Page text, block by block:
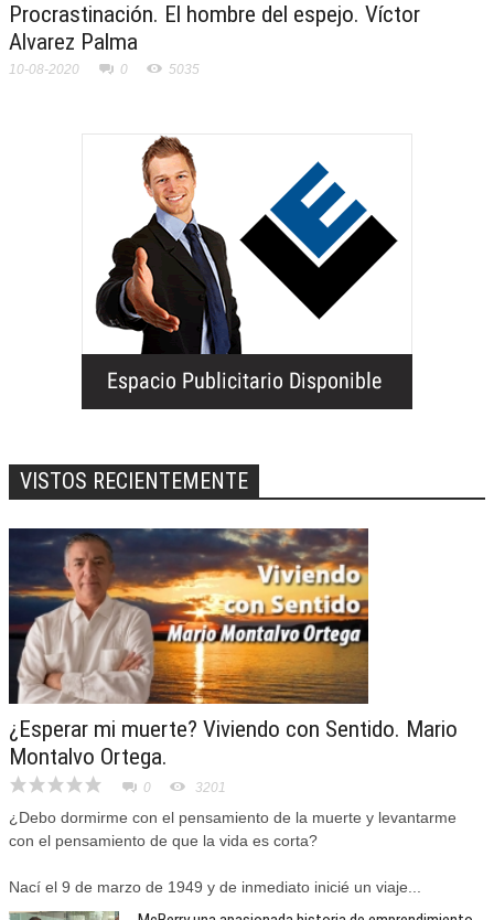
Procrastinación. El hombre del espejo. Víctor
Alvarez Palma
10-08-2020 0 5035
VISTOS RECIENTEMENTE
¿Esperar mi muerte? Viviendo con Sentido. Mario
Montalvo Ortega.
0 3201
¿Debo dormirme con el pensamiento de la muerte y levantarme
con el pensamiento de que la vida es corta?
Nací el 9 de marzo de 1949 y de inmediato inicié un viaje...